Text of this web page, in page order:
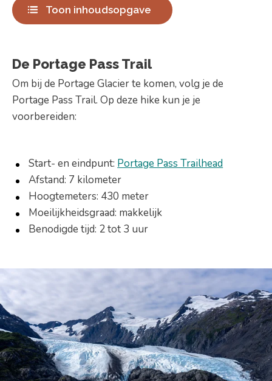
Toon inhoudsopgave
De Portage Pass Trail
Om bij de Portage Glacier te komen, volg je de
Portage Pass Trail. Op deze hike kun je je
voorbereiden:
Start- en eindpunt: Portage Pass Trailhead
Afstand: 7 kilometer
Hoogtemeters: 430 meter
Moeilijkheidsgraad: makkelijk
Benodigde tijd: 2 tot 3 uur